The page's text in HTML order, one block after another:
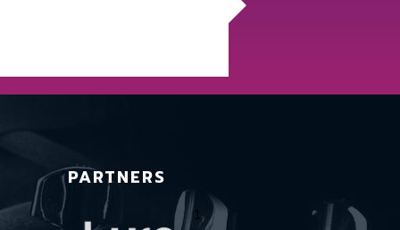
PARTNERS
1